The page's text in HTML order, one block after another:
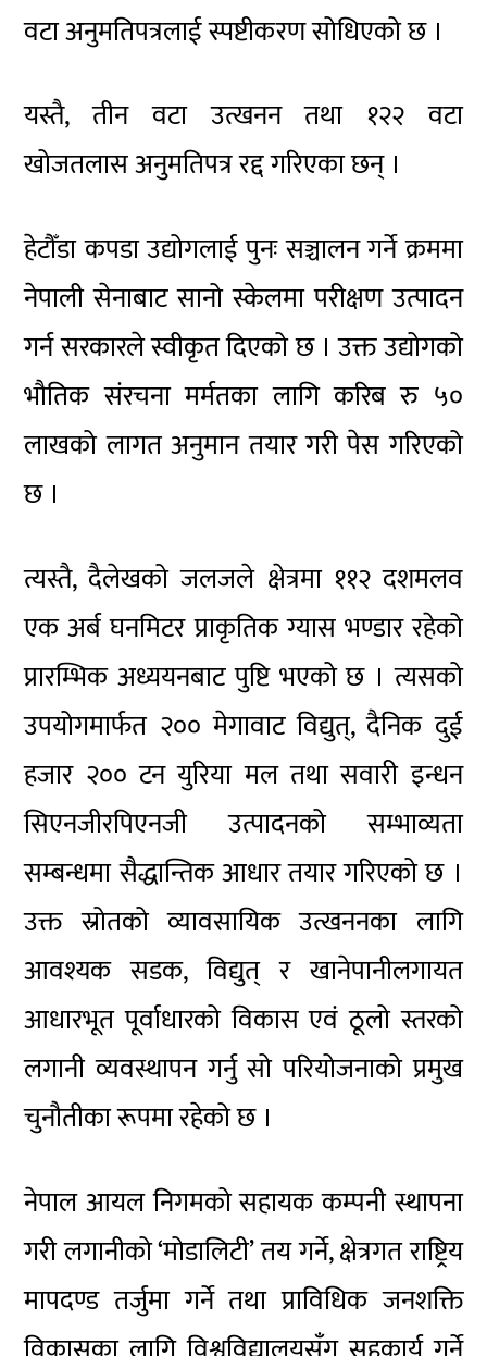
वटा अनुमतिपत्रलाई स्पष्टीकरण सोधिएको छ ।
यस्तै, तीन वटा उत्खनन तथा १२२ वटा
खोजतलास अनुमतिपत्र रद्द गरिएका छन् ।
हेटौँडा कपडा उद्योगलाई पुनः सञ्चालन गर्ने क्रममा
नेपाली सेनाबाट सानो स्केलमा परीक्षण उत्पादन
गर्न सरकारले स्वीकृत दिएको छ । उक्त उद्योगको
भौतिक संरचना मर्मतका लागि करिब रु ५०
लाखको लागत अनुमान तयार गरी पेस गरिएको
छ ।
त्यस्तै, दैलेखको जलजले क्षेत्रमा ११२ दशमलव
एक अर्ब घनमिटर प्राकृतिक ग्यास भण्डार रहेको
प्रारम्भिक अध्ययनबाट पुष्टि भएको छ । त्यसको
उपयोगमार्फत २०० मेगावाट विद्युत्, दैनिक दुई
हजार २०० टन युरिया मल तथा सवारी इन्धन
सिएनजीरपिएनजी उत्पादनको सम्भाव्यता
सम्बन्धमा सैद्धान्तिक आधार तयार गरिएको छ ।
उक्त स्रोतको व्यावसायिक उत्खननका लागि
आवश्यक सडक, विद्युत् र खानेपानीलगायत
आधारभूत पूर्वाधारको विकास एवं ठूलो स्तरको
लगानी व्यवस्थापन गर्नु सो परियोजनाको प्रमुख
चुनौतीका रूपमा रहेको छ ।
नेपाल आयल निगमको सहायक कम्पनी स्थापना
गरी लगानीको ‘मोडालिटी’ तय गर्ने, क्षेत्रगत राष्ट्रिय
मापदण्ड तर्जुमा गर्ने तथा प्राविधिक जनशक्ति